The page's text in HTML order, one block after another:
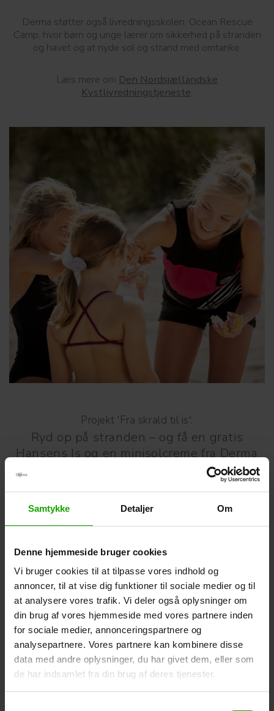
Samtykke Detaljer Om
Denne hjemmeside bruger cookies
Vi bruger cookies til at tilpasse vores indhold og
annoncer, til at vise dig funktioner til sociale medier og til
at analysere vores trafik. Vi deler også oplysninger om
din brug af vores hjemmeside med vores partnere inden
for sociale medier, annonceringspartnere og
analysepartnere. Vores partnere kan kombinere disse
data med andre oplysninger, du har givet dem, eller som
de har indsamlet fra din brug af deres tjenester.
Derma støtter også livredningsskolen, Ocean Rescue
Camp, hvor børn og unge lærer om sikkerhed på stranden
og havet og at nyde sol og strand med omtanke.
Læs mere om Den Nordsjællandske
Kystlivredningstjeneste.
Projekt 'Fra skrald til is':
Ryd op på stranden – og få en gratis
Hansens Is og en minisolcreme fra Derma
Den Nordsjællandske Livredningstjeneste og Hansens Is
glade strandgæster til at tage ansvar for naturen og være
med til at rydde op – med en gratis Hansens Is som tak.
Dét støtter vi i Derma op om ved at donere gratis Derma
Sun-minisolcremer til alle deltagere samt en lille
tegneserie om Solhelten Sille til de mindste
skraldesamlere – en bog, der handler om sikkerhed på
stranden og i vandet.
Vil du være med?
Du kan bytte skrald til is (og Derma-solcreme) fra uge 28
til slutningen af skolernes sommerferie på 27 forskellige